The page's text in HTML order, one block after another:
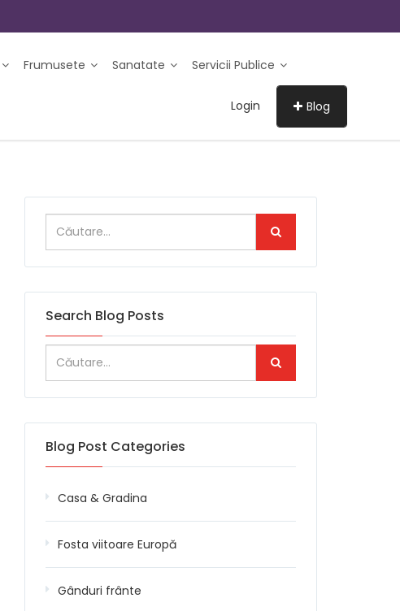
Frumusete Sanatate Servicii Publice
Login Blog
Search Blog Posts
Blog Post Categories
Casa & Gradina
Fosta viitoare Europă
Gânduri frânte